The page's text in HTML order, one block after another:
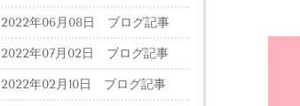
2022年06月08日 ブログ記事
2022年07月02日 ブログ記事
2022年02月10日 ブログ記事